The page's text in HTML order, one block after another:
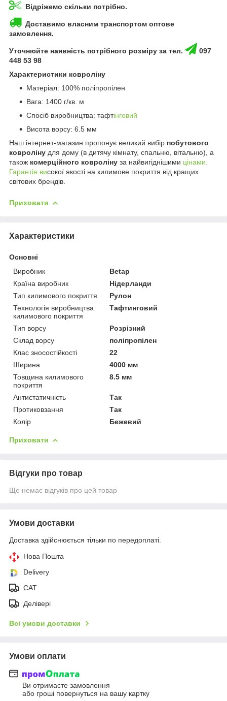
Відріжемо скільки потрібно.
Доставимо власним транспортом оптове
замовлення.
Уточнюйте наявність потрібного розміру за тел.
097
448 53 98
Характеристики ковроліну
Матеріал: 100% поліпропілен
Вага: 1400 г/кв. м
Спосіб виробництва: тафтінговий
Висота ворсу: 6.5 мм
Наш інтернет-магазин пропонує великий вибір побутового
ковроліну для дому (в дитячу кімнату, спальню, вітальню), а
також комерційного ковроліну за найвигіднішими цінами.
Гарантія високої якості на килимове покриття від кращих
світових брендів.
Приховати
Характеристики
Основні
Виробник
Betap
Країна виробник
Нідерланди
Тип килимового покриття
Рулон
Технологія виробництва
килимового покриття
Тафтинговий
Тип ворсу
Розрізний
Склад ворсу
поліпропілен
Клас зносостійкості
22
Ширина
4000 мм
Товщина килимового
покриття
8.5 мм
Антистатичність
Так
Протиковзання
Так
Колір
Бежевий
Приховати
Відгуки про товар
Ще немає відгуків про цей товар
Умови доставки
Доставка здійснюється тільки по передоплаті.
Нова Пошта
Delivery
CAT
Делівері
Всі умови доставки
Умови оплати
Ви отримаєте замовлення
або гроші повернуться на вашу картку